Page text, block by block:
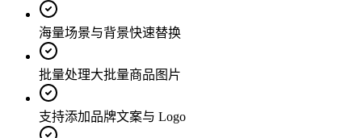
海量场景与背景快速替换
批量处理大批量商品图片
支持添加品牌文案与 Logo